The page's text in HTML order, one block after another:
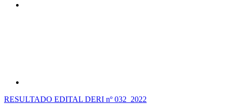
RESULTADO EDITAL DERI nº 032_2022